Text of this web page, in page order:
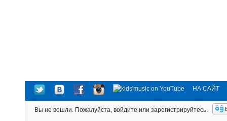
НА САЙТ
Вы не вошли. Пожалуйста, войдите или зарегистрируйтесь.